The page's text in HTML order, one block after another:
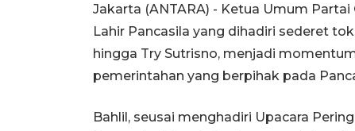
Jakarta (ANTARA) - Ketua Umum
Lahir Pancasila yang dihadiri sederet
hingga Try Sutrisno, menjadi
pemerintahan yang berpihak pada
Bahlil, seusai menghadiri Upacara